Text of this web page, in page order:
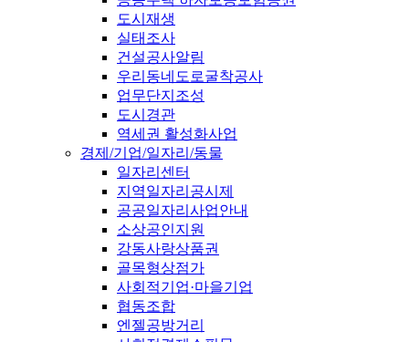
도시재생
실태조사
건설공사알림
우리동네도로굴착공사
업무단지조성
도시경관
역세권 활성화사업
경제/기업/일자리/동물
일자리센터
지역일자리공시제
공공일자리사업안내
소상공인지원
강동사랑상품권
골목형상점가
사회적기업·마을기업
협동조합
엔젤공방거리